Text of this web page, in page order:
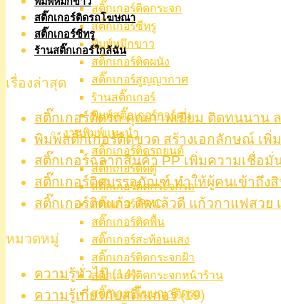
สติ๊กเกอร์ติดกระจก
สติ๊กเกอร์ซีทรู
พิมพ์หมึกขาว
สติ๊กเกอร์ติดผนัง
สติ๊กเกอร์สูญญากาศ
ร้านสติ๊กเกอร์
พิมพ์สติ๊กเกอร์การ์ตูน
งานพิมพ์แนะนำ
สติ๊กเกอร์ติดรถยนต์
สติ๊กเกอร์ติดตู้
สติ๊กเกอร์ติดกระจกรถ
สติ๊กเกอร์ PVC
สติ๊กเกอร์ติดพื้น
สติ๊กเกอร์สะท้อนแสง
สติ๊กเกอร์ติดกระจกฝ้า
สติ๊กเกอร์ติดกระจกหน้าร้าน
สติ๊กเกอร์โฆษณาติดรถ
สติ๊กเกอร์ติดรถโฆษณา
สติ๊กเกอร์ซีทรู
ร้านสติ๊กเกอร์ใกล้ฉัน
เรื่องล่าสุด
สติ๊กเกอร์ติดรถ คุณภาพเยี่ยม ติดทนนาน
พิมพ์สติ๊กเกอร์ติดขวด สร้างเอกลักษณ์ เพิ่
สติ๊กเกอร์ฉลากสินค้า PP เพิ่มความเชื่อมั่
สติ๊กเกอร์ติดบรรจุภัณฑ์ ทำให้ผู้คนเข้าถึง
สติ๊กเกอร์ติดแก้ว ติดแล้วดี แก้วกาแฟสวย
หมวดหมู่
ความรู้ทั่วไป(14)
ความรู้เกี่ยวกับสติ๊กเกอร์(19)